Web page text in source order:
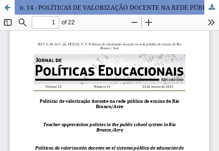
n. 14 - POLÍTICAS DE VALORIZAÇÃO DOCENTE NA REDE PÚBLICA DE ENSINO DE RIO BRANCO/ACRE